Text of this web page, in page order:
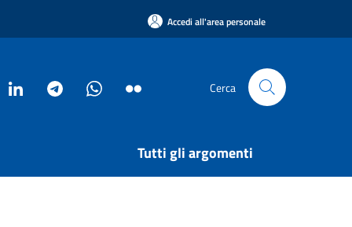
Accedi all'area personale
Cerca
Tutti gli argomenti